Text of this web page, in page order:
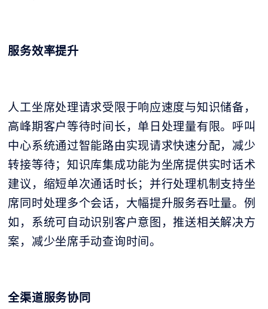
服务效率提升
人工坐席处理请求受限于响应速度与知识储备，
高峰期客户等待时间长，单日处理量有限。呼叫
中心系统通过智能路由实现请求快速分配，减少
转接等待；知识库集成功能为坐席提供实时话术
建议，缩短单次通话时长；并行处理机制支持坐
席同时处理多个会话，大幅提升服务吞吐量。例
如，系统可自动识别客户意图，推送相关解决方
案，减少坐席手动查询时间。
全渠道服务协同